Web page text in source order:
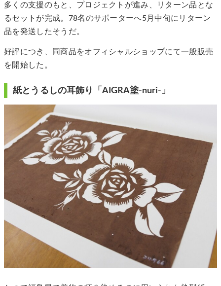
多くの支援のもと、プロジェクトが進み、リターン品とな
るセットが完成。78名のサポーターへ5月中旬にリターン
品を発送したそうだ。
好評につき、同商品をオフィシャルショップにて一般販売
を開始した。
紙とうるしの耳飾り「AIGRA塗-nuri-」